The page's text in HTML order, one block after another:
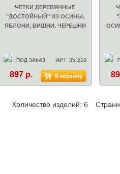
ЧЕТКИ ДЕРЕВЯННЫЕ
"ДОСТОЙНЫЙ" ИЗ ОСИНЫ,
ЯБЛОНИ, ВИШНИ, ЧЕРЕШНИ
ПОД ЗАКАЗ АРТ. 35-210
897 р.
Количество изделий: 6